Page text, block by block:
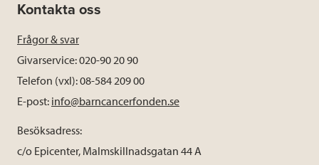
Kontakta oss
Frågor & svar
Givarservice: 020-90 20 90
Telefon (vxl): 08-584 209 00
E-post: info@barncancerfonden.se
Besöksadress:
c/o Epicenter, Malmskillnadsgatan 44 A